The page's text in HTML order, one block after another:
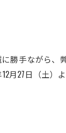
勝手ながら、
27日（土）よ